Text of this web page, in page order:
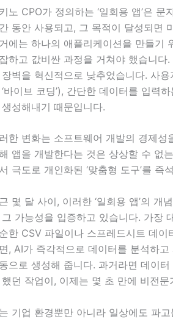
노 CPO가 정의하는 ‘일회용 앱’은
동안 사용되고, 그 목적이 달성되면
에는 하나의 애플리케이션을 만들기
하고 값비싼 과정을 거쳐야 했습니다
장벽을 혁신적으로 낮추었습니다. 사
바이브 코딩’), 간단한 데이터를 입력
성해내기 때문입니다.
한 변화는 소프트웨어 개발의 경제
앱을 개발한다는 것은 상상할 수 없
극도로 개인화된 ‘맞춤형 도구’를
몇 달 사이, 이러한 ‘일회용 앱’의
그 가능성을 입증하고 있습니다. 가장
한 CSV 파일이나 스프레드시트 데
, AI가 즉각적으로 데이터를 분석하
으로 생성해 줍니다. 과거라면 데이
했던 작업이, 이제는 몇 초 만에 비전
기업 환경뿐만 아니라 일상에도 파